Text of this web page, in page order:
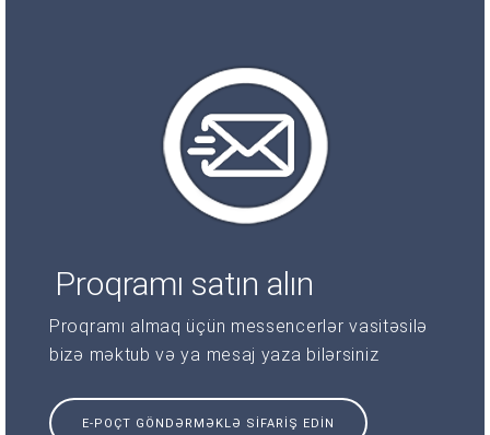
Proqramı satın alın
Proqramı almaq üçün messencerlər vasitəsilə
bizə məktub və ya mesaj yaza bilərsiniz
E-POÇT GÖNDƏRMƏKLƏ SIFARIŞ EDIN